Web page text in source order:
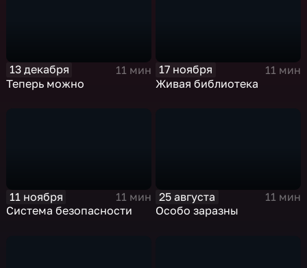
13 декабря
11 мин
Теперь можно
17 ноября
11 мин
Живая библиотека
11 ноября
11 мин
Система безопасности
25 августа
11 мин
Особо заразны